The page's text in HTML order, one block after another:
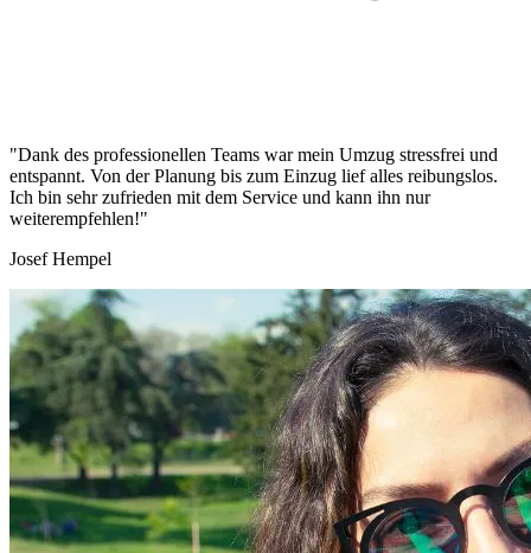
"Dank des professionellen Teams war mein Umzug stressfrei und
entspannt. Von der Planung bis zum Einzug lief alles reibungslos.
Ich bin sehr zufrieden mit dem Service und kann ihn nur
weiterempfehlen!"
Josef Hempel